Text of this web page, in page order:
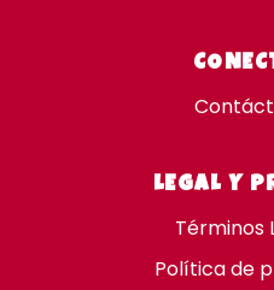
LEGAL Y
Términos
Política de